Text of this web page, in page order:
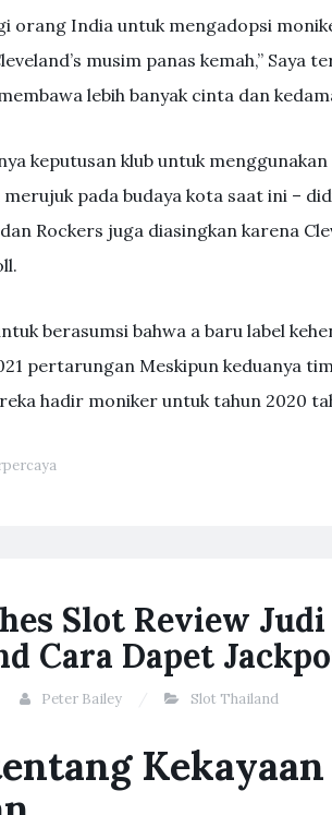
orang India untuk mengadopsi
musim panas kemah,” Saya
lebih banyak cinta dan
keputusan klub untuk
pada budaya kota saat ini –
Rockers juga diasingkan karena
berasumsi bahwa a baru label
pertarungan Meskipun keduanya
hadir moniker untuk tahun 2020
Slot Review
Cara Dapet
Peter Bailey Slot Thailand